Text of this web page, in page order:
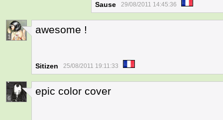
Sause 29/08/2011 14:45:36
1
awesome !
Sitizen 25/08/2011 19:11:33
6
epic color cover